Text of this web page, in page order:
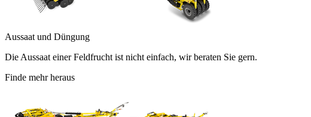
Aussaat und Düngung
Die Aussaat einer Feldfrucht ist nicht einfach, wir beraten Sie gern.
Finde mehr heraus